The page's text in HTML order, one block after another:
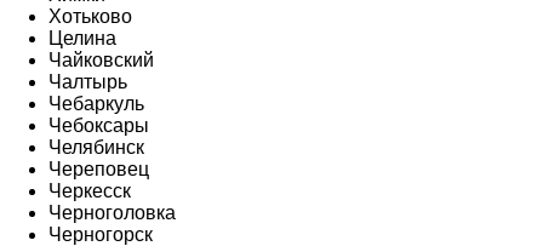
Хотьково
Целина
Чайковский
Чалтырь
Чебаркуль
Чебоксары
Челябинск
Череповец
Черкесск
Черноголовка
Черногорск